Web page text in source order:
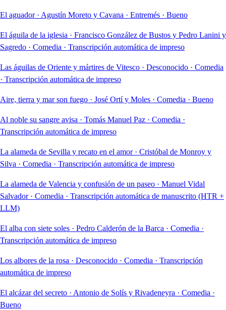
El aguador · Agustín Moreto y Cavana · Entremés · Bueno
El águila de la iglesia · Francisco González de Bustos y Pedro Lanini y
Sagredo · Comedia · Transcripción automática de impreso
Las águilas de Oriente y mártires de Vitesco · Desconocido · Comedia
· Transcripción automática de impreso
Aire, tierra y mar son fuego · José Ortí y Moles · Comedia · Bueno
Al noble su sangre avisa · Tomás Manuel Paz · Comedia ·
Transcripción automática de impreso
La alameda de Sevilla y recato en el amor · Cristóbal de Monroy y
Silva · Comedia · Transcripción automática de impreso
La alameda de Valencia y confusión de un paseo · Manuel Vidal
Salvador · Comedia · Transcripción automática de manuscrito (HTR +
LLM)
El alba con siete soles · Pedro Calderón de la Barca · Comedia ·
Transcripción automática de impreso
Los albores de la rosa · Desconocido · Comedia · Transcripción
automática de impreso
El alcázar del secreto · Antonio de Solís y Rivadeneyra · Comedia ·
Bueno